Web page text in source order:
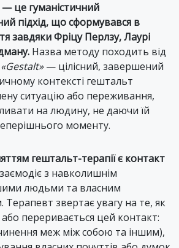
це гуманістичний
підхід, що сформувався в
завдяки Фріцу Перлзу, Лаурі
Назва методу походить від
«Gestalt»— цілісний, завершений
контексті гештальт
ситуацію або переживання,
на людину, не даючи їй
моменту.
гештальт-терапії є контакт
з навколишнім
людьми та власним
Терапевт звертає увагу на те, як
або переривається цей контакт:
меж між собою та іншим),